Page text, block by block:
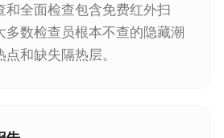
和全面检查包含免费红外扫
多数检查员根本不查的隐藏潮
和缺失隔热层。